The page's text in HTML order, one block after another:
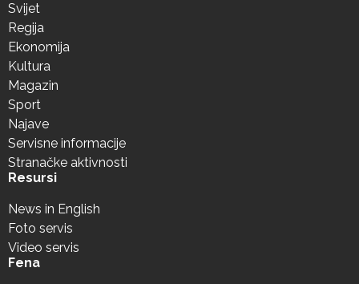
Svijet
Regija
Ekonomija
Kultura
Magazin
Sport
Najave
Servisne informacije
Stranačke aktivnosti
Resursi
News in English
Foto servis
Video servis
Fena